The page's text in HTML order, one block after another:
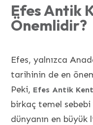
Efes Antik
Önemlidir?
Efes, yalnızca
tarihinin de en
Peki, Efes Antik
birkaç temel
dünyanın en